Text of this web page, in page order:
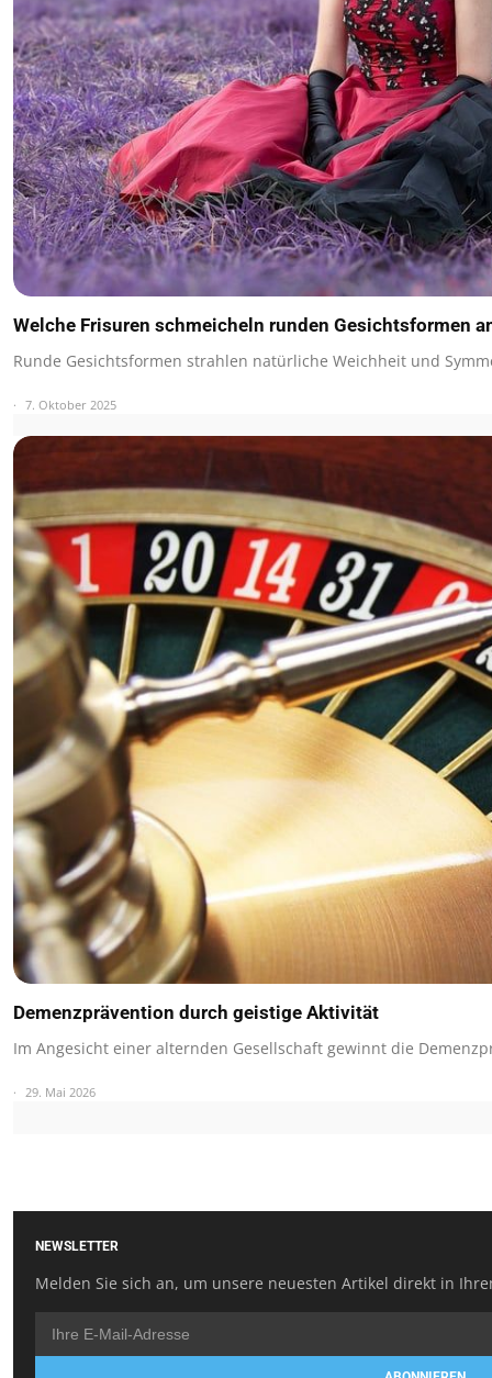
Welche Frisuren schmeicheln runden Gesichtsformen
Runde Gesichtsformen strahlen natürliche Weichheit und
7. Oktober 2025
Demenzprävention durch geistige Aktivität
Im Angesicht einer alternden Gesellschaft gewinnt die
29. Mai 2026
NEWSLETTER
Melden Sie sich an, um unsere neuesten Artikel direkt in